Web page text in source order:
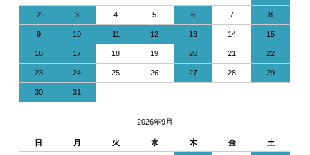
2 3 4 5 6 7 8
9 10 11 12 13 14 15
16 17 18 19 20 21 22
23 24 25 26 27 28 29
30 31
2026年9月
日 月 火 水 木 金 土